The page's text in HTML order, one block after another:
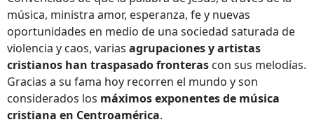
música, ministra amor, esperanza, fe y nuevas
oportunidades en medio de una sociedad saturada de
violencia y caos, varias agrupaciones y artistas
cristianos han traspasado fronteras con sus melodías.
Gracias a su fama hoy recorren el mundo y son
considerados los máximos exponentes de música
cristiana en Centroamérica.